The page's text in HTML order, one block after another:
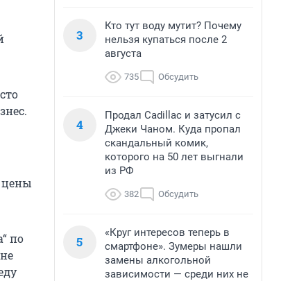
цены
по
3
Кто тут воду мутит? Почему
нельзя купаться после 2
августа
735 Обсудить
4
Продал Cadillac и затусил с
Джеки Чаном. Куда пропал
скандальный комик,
которого на 50 лет выгнали
из РФ
382 Обсудить
5
«Круг интересов теперь в
смартфоне». Зумеры нашли
замены алкогольной
зависимости — среди них не